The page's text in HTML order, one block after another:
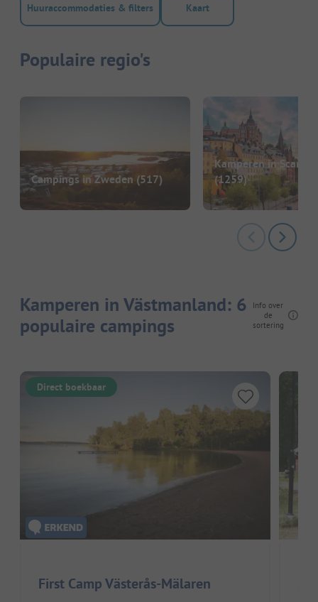
Huuraccommodaties & filters Kaart
Populaire regio's
Campings in Zweden (517)
Kamperen in
(1259)
Kamperen in Västmanland: 6
populaire campings
Info over
de
sortering
Direct boekbaar
First Camp Västerås-Mälaren